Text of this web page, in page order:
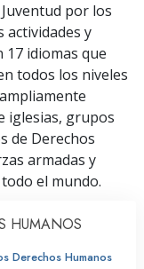
por los
actividades y
idiomas que
todos los niveles
iglesias, grupos
de Derechos
armadas y
el mundo.
HUMANOS
Derechos Humanos